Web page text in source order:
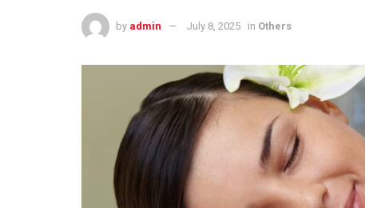
by admin July 8, 2025 in Others